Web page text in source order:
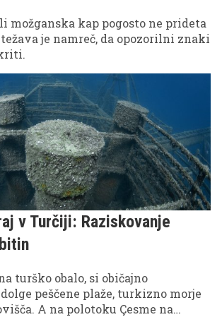
možganska kap pogosto ne prideta
je namreč, da opozorilni znaki
v Turčiji: Raziskovanje
turško obalo, si običajno
peščene plaže, turkizno morje
A na polotoku Çesme na